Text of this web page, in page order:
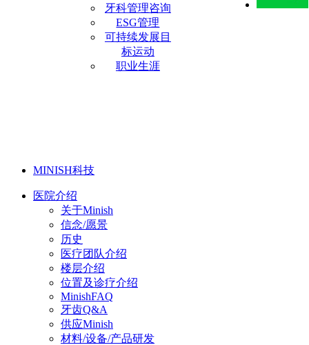
牙科管理咨询
ESG管理
可持续发展目
标运动
职业生涯
MINISH科技
医院介绍
关于Minish
信念/愿景
历史
医疗团队介绍
楼层介绍
位置及诊疗介绍
MinishFAQ
牙齿Q&A
供应Minish
材料/设备/产品研发